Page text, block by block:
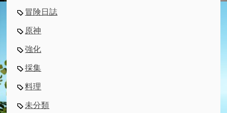
冒険日誌
原神
強化
採集
料理
未分類